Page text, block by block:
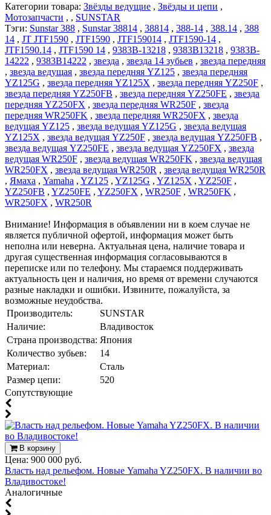
Категории товара: Звёзды ведущие , Звёзды и цепи ,
Мотозапчасти , , SUNSTAR
Тэги: Sunstar 388 , Sunstar 38814 , 38814 , 388-14 , 388.14 , 388
14 , JT JTF1590 , JTF1590 , JTF159014 , JTF1590-14 ,
JTF1590.14 , JTF1590 14 , 9383B-13218 , 9383B13218 , 9383B-
14222 , 9383B14222 , звезда , звезда 14 зубьев , звезда передняя
, звезда ведущая , звезда передняя YZ125 , звезда передняя
YZ125G , звезда передняя YZ125X , звезда передняя YZ250F ,
звезда передняя YZ250FB , звезда передняя YZ250FE , звезда
передняя YZ250FX , звезда передняя WR250F , звезда
передняя WR250FK , звезда передняя WR250FX , звезда
ведущая YZ125 , звезда ведущая YZ125G , звезда ведущая
YZ125X , звезда ведущая YZ250F , звезда ведущая YZ250FB ,
звезда ведущая YZ250FE , звезда ведущая YZ250FX , звезда
ведущая WR250F , звезда ведущая WR250FK , звезда ведущая
WR250FX , звезда ведущая WR250R , звезда ведущая WR250R
, Ямаха , Yamaha , YZ125 , YZ125G , YZ125X , YZ250F ,
YZ250FB , YZ250FE , YZ250FX , WR250F , WR250FK ,
WR250FX , WR250R
Внимание! Информация в объявлении ни в коем случае не
является публичной офертой, информация может быть
неполна или неверна. Актуальная цена, наличие товара и
другая существенная информация согласовываются в
переписке или по телефону. Мы стараемся поддерживать
актуальность цен и наличия, но время от времени случаются
разные накладки и ошибки. Извините, пожалуйста, за
возможные неудобства.
Производитель:
SUNSTAR
Наличие:
Владивосток
Страна производства: Япония
Количество зубьев:
14
Материал:
Сталь
Размер цепи:
520
Cопутствующие
В корзину
Цена: 900 000 руб.
Власть над рельефом. Новые Yamaha YZ250FX. В наличии во
Владивостоке!
Аналогичные